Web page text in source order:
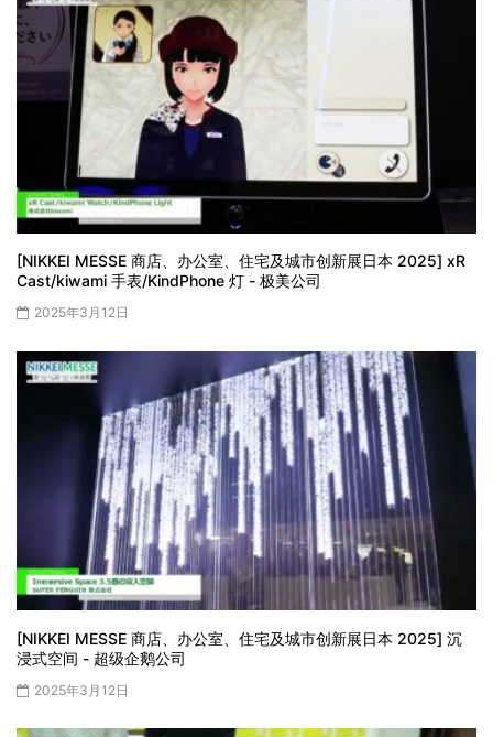
[NIKKEI MESSE 商店、办公室、住宅及城市创新展日本 2025] xR
Cast/kiwami 手表/KindPhone 灯 - 极美公司
2025年3月12日
[NIKKEI MESSE 商店、办公室、住宅及城市创新展日本 2025] 沉
浸式空间 - 超级企鹅公司
2025年3月12日